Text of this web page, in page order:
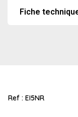
Fiche
Ref : EI5NR